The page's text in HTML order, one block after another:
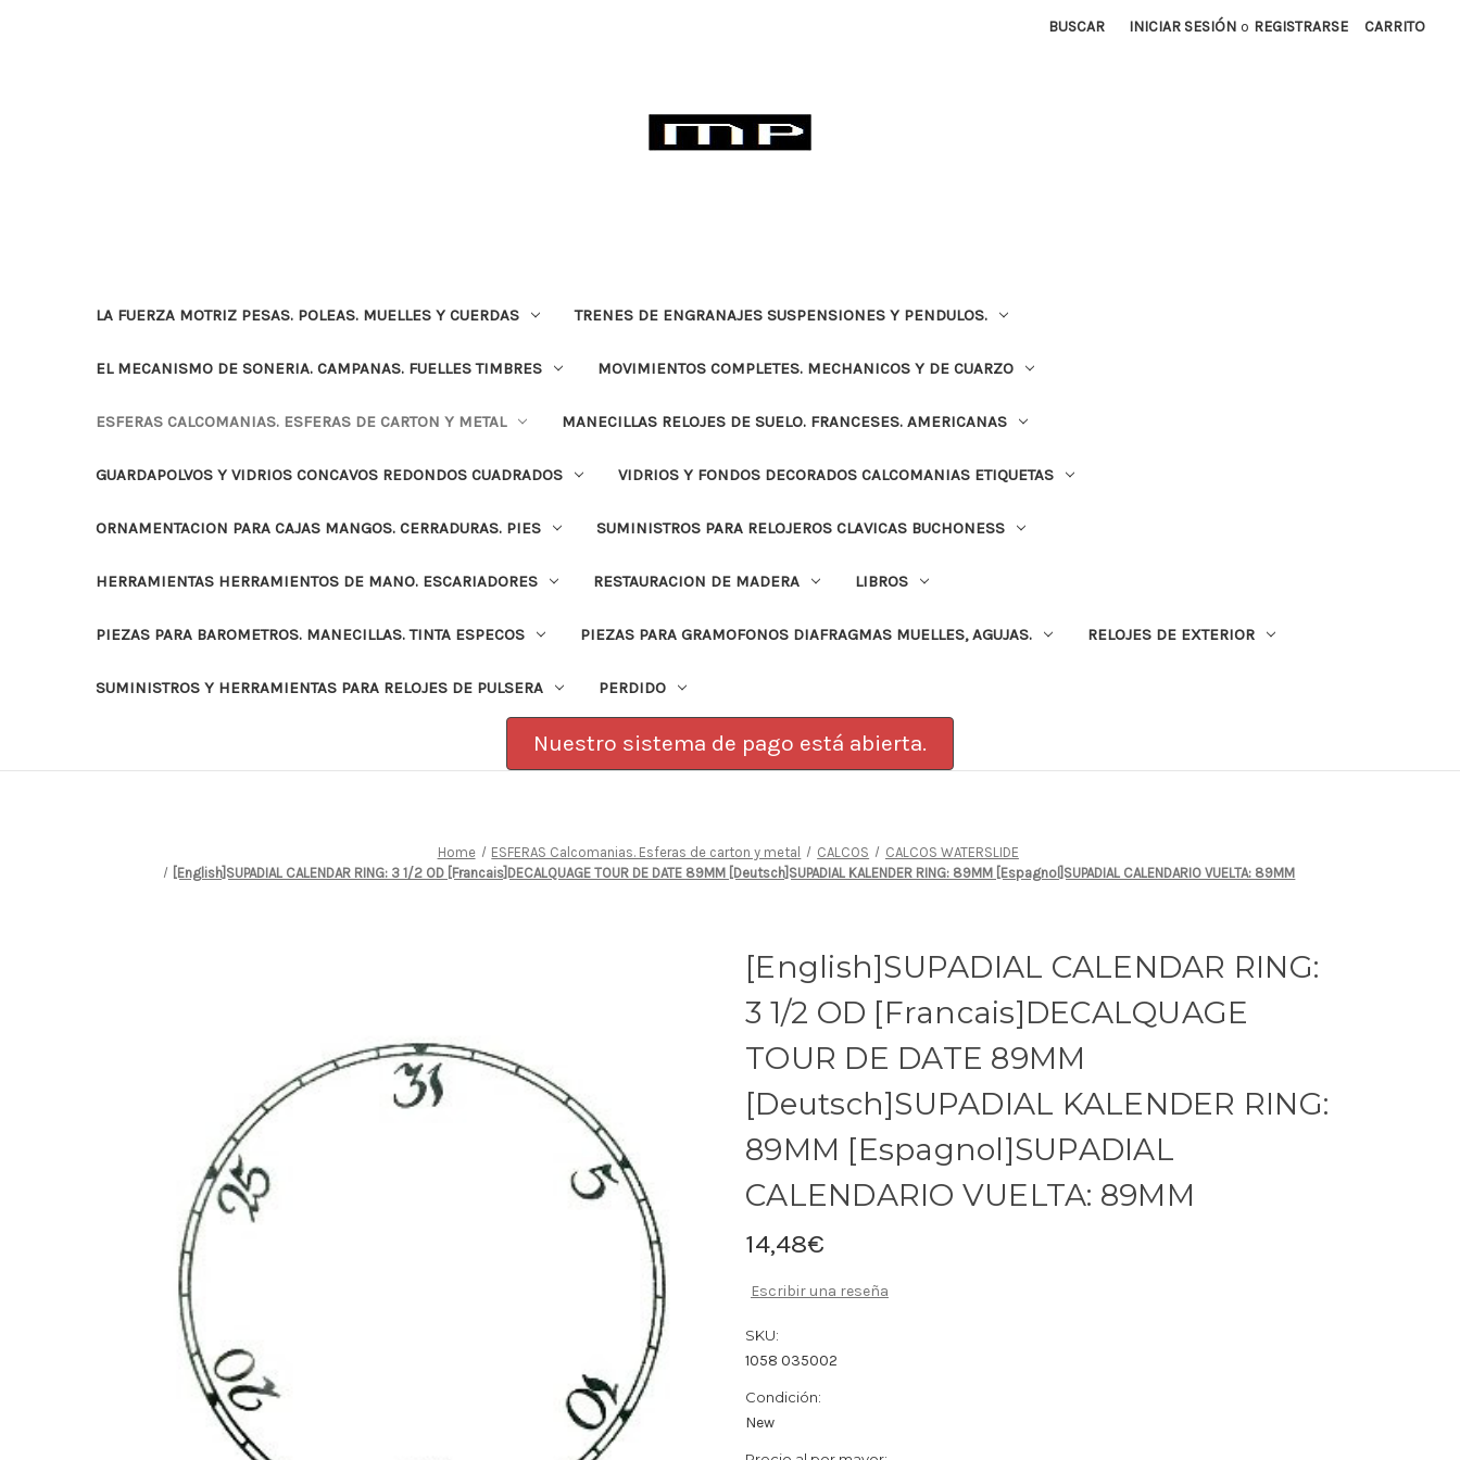
BUSCAR INICIAR SESIÓN o REGISTRARSE CARRITO
LA FUERZA MOTRIZ PESAS. POLEAS. MUELLES Y CUERDAS TRENES DE ENGRANAJES SUSPENSIONES Y PENDULOS.
EL MECANISMO DE SONERIA. CAMPANAS. FUELLES TIMBRES MOVIMIENTOS COMPLETES. MECHANICOS Y DE CUARZO
ESFERAS CALCOMANIAS. ESFERAS DE CARTON Y METAL MANECILLAS RELOJES DE SUELO. FRANCESES. AMERICANAS
GUARDAPOLVOS Y VIDRIOS CONCAVOS REDONDOS CUADRADOS VIDRIOS Y FONDOS DECORADOS CALCOMANIAS ETIQUETAS
ORNAMENTACION PARA CAJAS MANGOS. CERRADURAS. PIES SUMINISTROS PARA RELOJEROS CLAVICAS BUCHONESS
HERRAMIENTAS HERRAMIENTOS DE MANO. ESCARIADORES RESTAURACION DE MADERA LIBROS
PIEZAS PARA BAROMETROS. MANECILLAS. TINTA ESPECOS PIEZAS PARA GRAMOFONOS DIAFRAGMAS MUELLES, AGUJAS. RELOJES DE EXTERIOR
SUMINISTROS Y HERRAMIENTAS PARA RELOJES DE PULSERA PERDIDO
Nuestro sistema de pago está abierta.
Home ESFERAS Calcomanias. Esferas de carton y metal CALCOS
CALCOS WATERSLIDE
[English]SUPADIAL CALENDAR RING: 3 1/2 OD [Francais]DECALQUAGE TOUR DE DATE 89MM [Deutsch]SUPADIAL KALENDER RING: 89MM [Espagnol]SUPADIAL CALENDARIO VUELTA: 89MM
[English]SUPADIAL CALENDAR RING:
3 1/2 OD [Francais]DECALQUAGE
TOUR DE DATE 89MM
[Deutsch]SUPADIAL KALENDER RING:
89MM [Espagnol]SUPADIAL
CALENDARIO VUELTA: 89MM
14,48€
Escribir una reseña
SKU:
1058 035002
Condición:
New